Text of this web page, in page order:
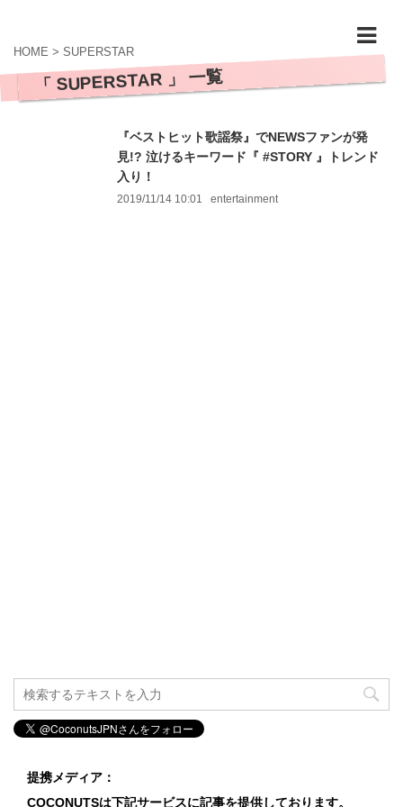
HOME > SUPERSTAR
「 SUPERSTAR 」 一覧
『ベストヒット歌謡祭』でNEWSファンが発
見!? 泣けるキーワード『 #STORY 』トレンド
入り！
2019/11/14 10:01 entertainment
提携メディア：
COCONUTSは下記サービスに記事を提供しております。